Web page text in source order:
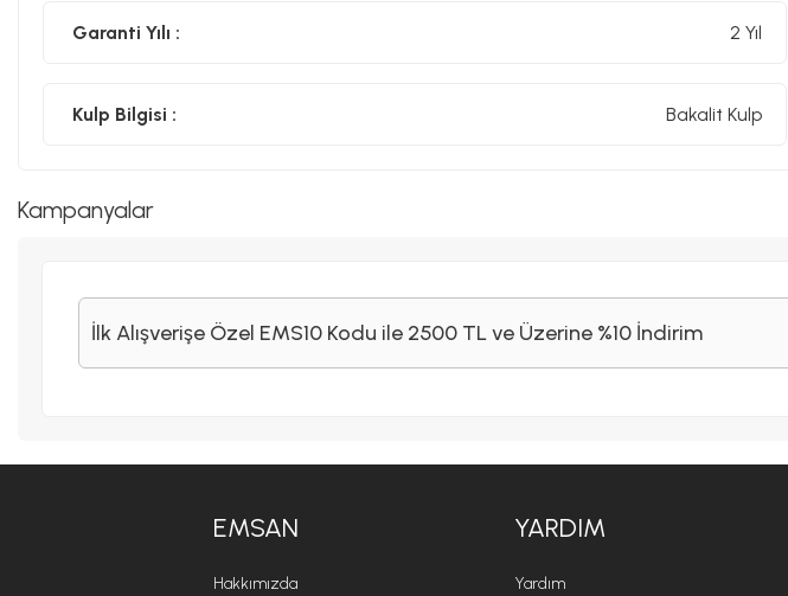
Garanti Yılı : 2 Yıl
Kulp Bilgisi : Bakalit Kulp
Kampanyalar
İlk Alışverişe Özel EMS10 Kodu ile 2500 TL ve Üzerine %10 İndirim
EMSAN
Hakkımızda
YARDIM
Yardım